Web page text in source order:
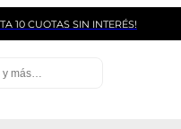
SIN INTERÉS!